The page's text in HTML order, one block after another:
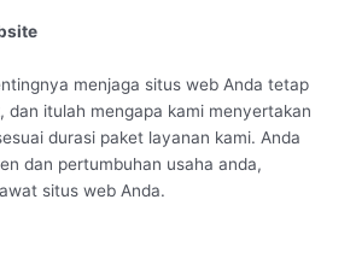
menjaga situs web Anda tetap
dan itulah mengapa kami menyertakan
durasi paket layanan kami. Anda
dan pertumbuhan usaha anda,
situs web Anda.